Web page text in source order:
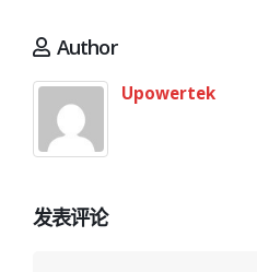
Author
Upowertek
发表评论